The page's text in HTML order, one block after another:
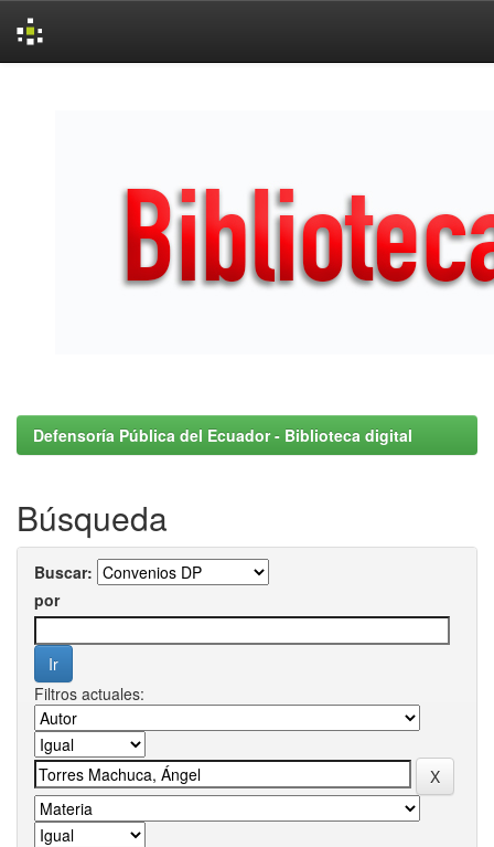
Defensoría Pública del Ecuador - Biblioteca digital
Búsqueda
Buscar:
por
Filtros actuales: